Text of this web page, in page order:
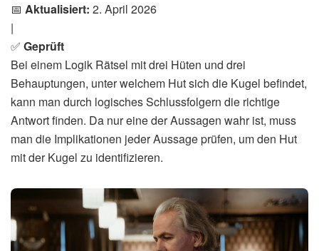
📅 Aktualisiert: 2. April 2026
|
✅ Geprüft
Bei einem Logik Rätsel mit drei Hüten und drei
Behauptungen, unter welchem Hut sich die Kugel befindet,
kann man durch logisches Schlussfolgern die richtige
Antwort finden. Da nur eine der Aussagen wahr ist, muss
man die Implikationen jeder Aussage prüfen, um den Hut
mit der Kugel zu identifizieren.